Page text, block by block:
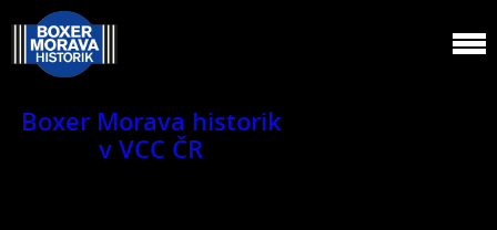
Boxer Morava historik
v VCC ČR
Jsme klub veteránů.